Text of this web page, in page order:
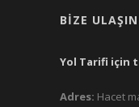
BIZE ULAŞIN
Yol Tarifi için
Adres: Hacet